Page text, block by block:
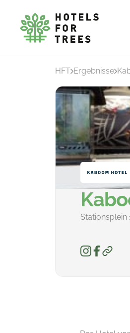
HFT Ergebnisse
Stationsplein